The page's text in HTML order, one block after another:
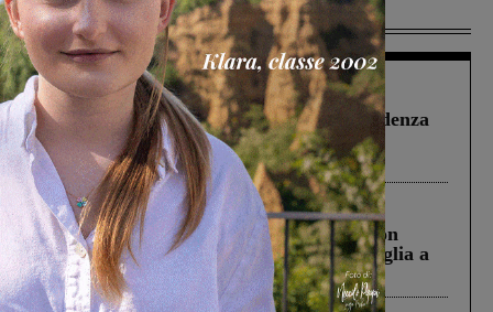
Più lette
Figline Incisa Valdarno 1 Agosto 2026
Piscina di Figline finanziata oltre la scadenza
Pnrr, il gruppo di Fratelli d’Italia: “Un
ringraziamento al Governo”
Cronaca 3 Agosto 2026
Scomparso da una struttura di Castiglion
Fiorentino l’uomo che aveva ucciso la figlia a
Levane nel 2020